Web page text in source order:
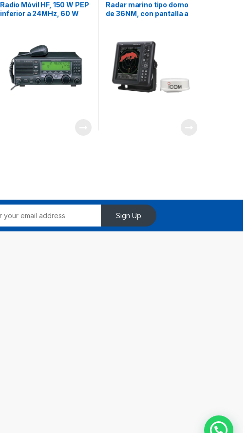
Radio Móvil HF, 150 W PEP
inferior a 24MHz, 60 W
Radar marino tipo domo
de 36NM, con pantalla a
múltiples lenguajes
Sign Up